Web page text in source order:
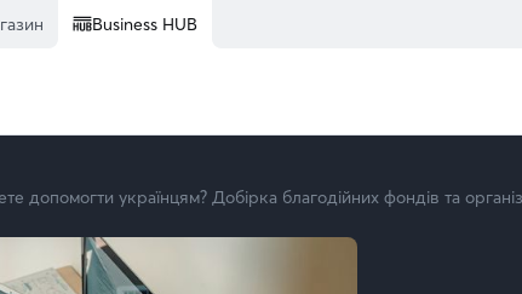
Business HUB
допомогти українцям? Добірка благодійних фондів та